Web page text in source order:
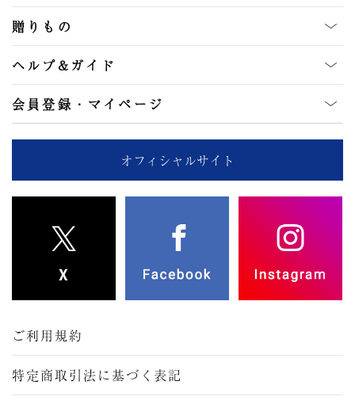
贈りもの
ヘルプ&ガイド
会員登録・マイページ
オフィシャルサイト
ご利用規約
特定商取引法に基づく表記